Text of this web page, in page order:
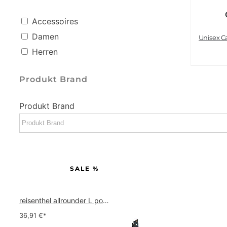
Accessoires
Damen
Herren
Produkt Brand
Produkt Brand
SALE %
reisenthel allrounder L pocket  Vielseitige Doktortasche für Reise, Arbeit und Freizeit  Mit praktischer Trolley…
36,91 €*